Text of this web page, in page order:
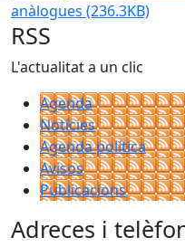
anàlogues (236.3KB)
RSS
L'actualitat a un clic
Agenda
Notícies
Agenda política
Avisos
Publicacions
Adreces i